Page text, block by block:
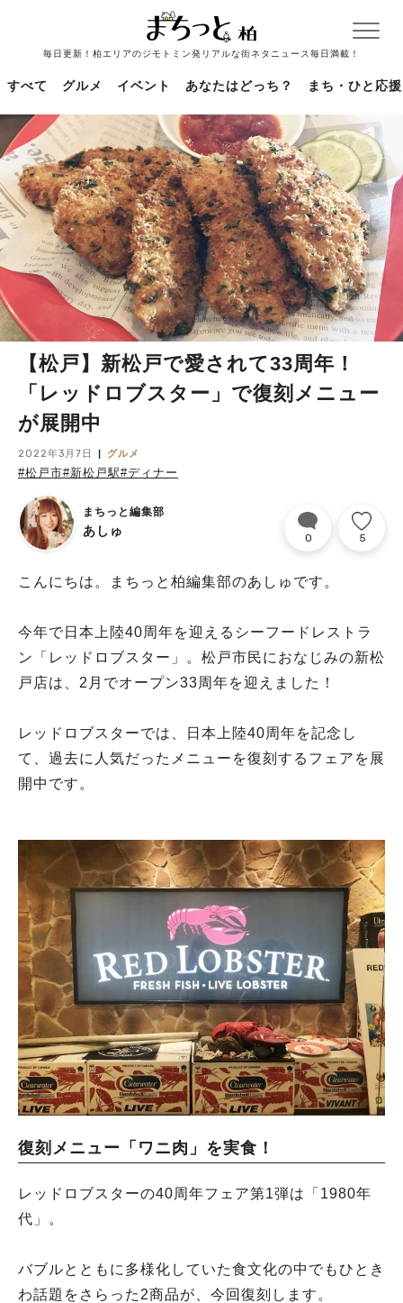
毎日更新！柏エリアのジモトミン発リアルな街ネタニュース毎日満載！
すべて グルメ イベント あなたはどっち？ まち・ひと応援
【松戸】新松戸で愛されて33周年！
「レッドロブスター」で復刻メニュー
が展開中
2022年3月7日 グルメ
#松戸市#新松戸駅#ディナー
まちっと編集部
あしゅ 0 5
こんにちは。まちっと柏編集部のあしゅです。
今年で日本上陸40周年を迎えるシーフードレストラ
ン「レッドロブスター」。松戸市民におなじみの新松
戸店は、2月でオープン33周年を迎えました！
レッドロブスターでは、日本上陸40周年を記念し
て、過去に人気だったメニューを復刻するフェアを展
開中です。
復刻メニュー「ワニ肉」を実食！
レッドロブスターの40周年フェア第1弾は「1980年
代」。
バブルとともに多様化していた食文化の中でもひとき
わ話題をさらった2商品が、今回復刻します。